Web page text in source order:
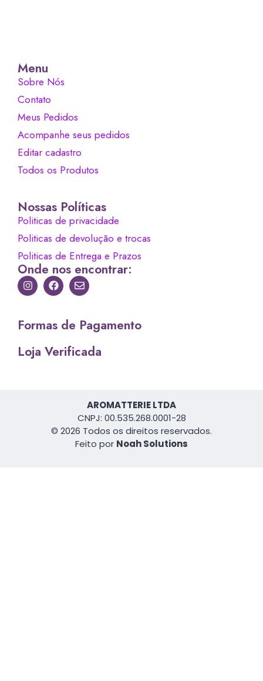
Menu
Sobre Nós
Contato
Meus Pedidos
Acompanhe seus pedidos
Editar cadastro
Todos os Produtos
Nossas Políticas
Politicas de privacidade
Politicas de devolução e trocas
Politicas de Entrega e Prazos
Onde nos encontrar:
Formas de Pagamento
Loja Verificada
AROMATTERIE LTDA
CNPJ: 00.535.268.0001-28
© 2026 Todos os direitos reservados.
Feito por Noah Solutions